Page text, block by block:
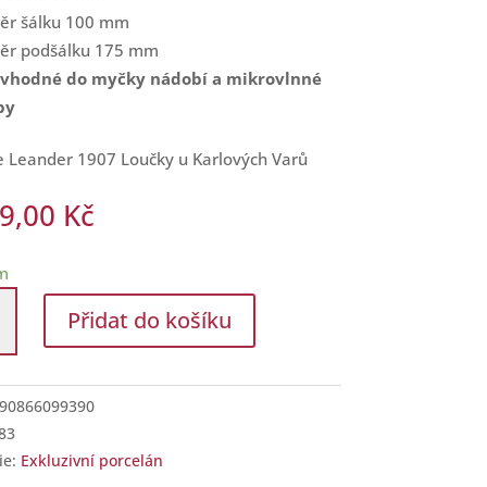
šálku 100 mm
podšálku 175 mm
do myčky nádobí a mikrovlnné
Leander 1907 Loučky u Karlových Varů
Kč
Přidat do košíku
Exkluzivní porcelán